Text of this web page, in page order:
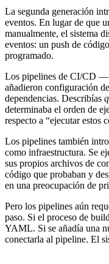
La segunda generación
eventos. En lugar de que
manualmente, el sistema
eventos: un push de
programado.
Los pipelines de CI/CD
añadieron configuración
dependencias. Describías
determinaba el orden de
respecto a “ejecutar estos
Los pipelines también
como infraestructura. Se
sus propios archivos de
código que probaban y
en una preocupación de
Pero los pipelines aún
paso. Si el proceso de
YAML. Si se añadía una
conectarla al pipeline. El